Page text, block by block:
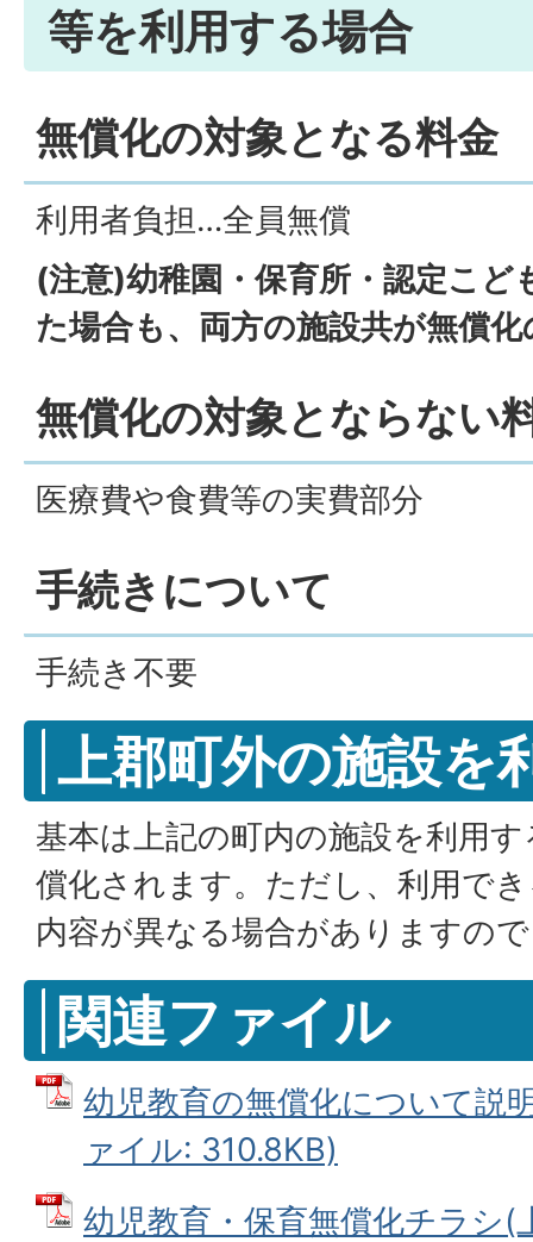
等を利用する場合
無償化の対象となる料金
利用者負担…全員無償
(注意)幼稚園・保育所・認定こど
た場合も、両方の施設共が無償
無償化の対象とならない
医療費や食費等の実費部分
手続きについて
手続き不要
上郡町外の施設を
基本は上記の町内の施設を利用
償化されます。ただし、利用で
内容が異なる場合がありますの
関連ファイル
幼児教育の無償化について説
ァイル: 310.8KB)
幼児教育・保育無償化チラシ(